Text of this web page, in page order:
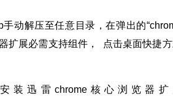
动解压至任意目录，在弹出的
扩展必需支持组件， 点击桌面快捷
装迅雷chrome核心浏览器扩